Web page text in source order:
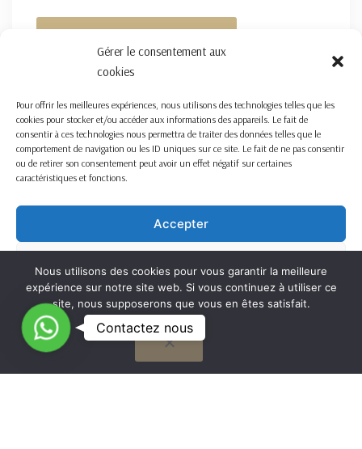
Gérer le consentement aux
cookies
Pour offrir les meilleures expériences, nous utilisons des technologies telles que les
cookies pour stocker et/ou accéder aux informations des appareils. Le fait de
consentir à ces technologies nous permettra de traiter des données telles que le
comportement de navigation ou les ID uniques sur ce site. Le fait de ne pas consentir
ou de retirer son consentement peut avoir un effet négatif sur certaines
caractéristiques et fonctions.
Accepter
Voir les préférences
Cookie Policy
Nous utilisons des cookies pour vous garantir la meilleure
expérience sur notre site web. Si vous continuez à utiliser ce
site, nous supposerons que vous en êtes satisfait.
OK
C
o
n
Contactez nous